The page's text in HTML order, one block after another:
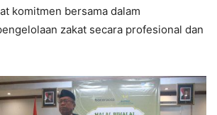
komitmen bersama dalam
zakat secara profesional dan